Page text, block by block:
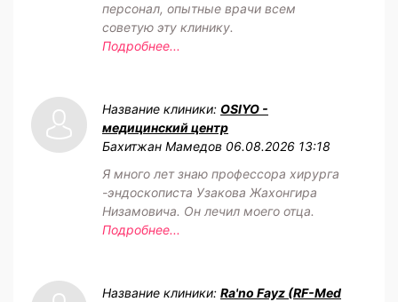
персонал, опытные врачи всем
советую эту клинику.
Подробнее...
Название клиники: OSIYO -
медицинский центр
Бахитжан Мамедов 06.08.2026 13:18
Я много лет знаю профессора хирурга
-эндоскописта Узакова Жахонгира
Низамовича. Он лечил моего отца.
Подробнее...
Название клиники: Ra'no Fayz (RF-Med